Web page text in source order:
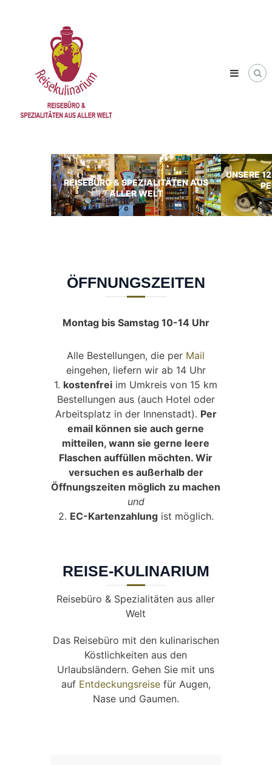
REISEBÜRO & SPEZIALITÄTEN AUS
ALLER WELT
UNSERE
ÖFFNUNGSZEITEN
Montag bis Samstag 10-14 Uhr
Alle Bestellungen, die per Mail
eingehen, liefern wir ab 14 Uhr
1. kostenfrei im Umkreis von 15 km
Bestellungen aus (auch Hotel oder
Arbeitsplatz in der Innenstadt). Per
email können sie auch gerne
mitteilen, wann sie gerne leere
Flaschen auffüllen möchten. Wir
versuchen es außerhalb der
Öffnungszeiten möglich zu machen
und
2. EC-Kartenzahlungist möglich.
REISE-KULINARIUM
Reisebüro & Spezialitäten aus aller
Welt
Das Reisebüro mit den kulinarischen
Köstlichkeiten aus den
Urlaubsländern. Gehen Sie mit uns
auf Entdeckungsreisefür Augen,
Nase und Gaumen.